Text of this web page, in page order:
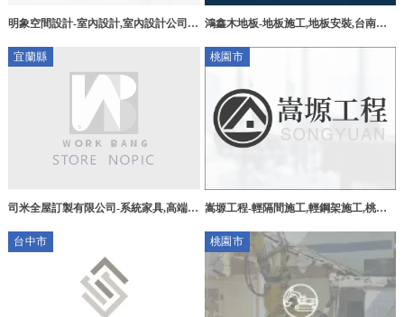
明象空間設計-室內設計,室內設計公司,
鴻鑫木地板-地板施工,地板安裝,台南地
宜蘭縣
司米全屋訂製有限公司-系統家具,高端訂
間設計
桃園市
嵩塬工程-輕隔間施工,輕鋼架施工,桃園
間施工,楊梅區輕鋼架施工
台中市 桃園市